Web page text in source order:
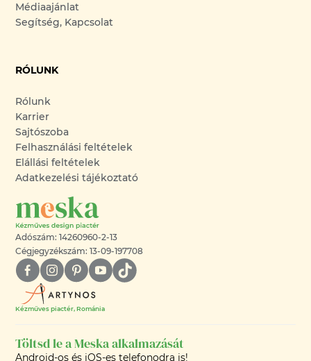
Médiaajánlat
Segítség, Kapcsolat
RÓLUNK
Rólunk
Karrier
Sajtószoba
Felhasználási feltételek
Elállási feltételek
Adatkezelési tájékoztató
Adószám: 14260960-2-13
Cégjegyzékszám: 13-09-197708
Kézműves piactér, Románia
Töltsd le a Meska alkalmazását
Android-os és iOS-es telefonodra is!